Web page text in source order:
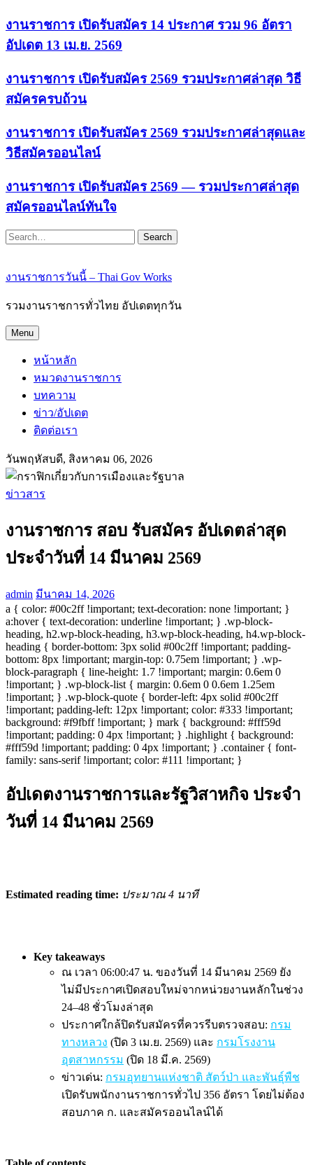
งานราชการ เปิดรับสมัคร 14 ประกาศ รวม 96 อัตรา
อัปเดต 13 เม.ย. 2569
งานราชการ เปิดรับสมัคร 2569 รวมประกาศล่าสุด วิธี
สมัครครบถ้วน
งานราชการ เปิดรับสมัคร 2569 รวมประกาศล่าสุดและ
วิธีสมัครออนไลน์
งานราชการ เปิดรับสมัคร 2569 — รวมประกาศล่าสุด
สมัครออนไลน์ทันใจ
Search
งานราชการวันนี้ – Thai Gov Works
รวมงานราชการทั่วไทย อัปเดตทุกวัน
Menu
หน้าหลัก
หมวดงานราชการ
บทความ
ข่าว/อัปเดต
ติดต่อเรา
วันพฤหัสบดี, สิงหาคม 06, 2026
ข่าวสาร
งานราชการ สอบ รับสมัคร อัปเดตล่าสุด
ประจำวันที่ 14 มีนาคม 2569
admin มีนาคม 14, 2026
a { color: #00c2ff !important; text-decoration: none !important; }
a:hover { text-decoration: underline !important; } .wp-block-
heading, h2.wp-block-heading, h3.wp-block-heading, h4.wp-block-
heading { border-bottom: 3px solid #00c2ff !important; padding-
bottom: 8px !important; margin-top: 0.75em !important; } .wp-
block-paragraph { line-height: 1.7 !important; margin: 0.6em 0
!important; } .wp-block-list { margin: 0.6em 0 0.6em 1.25em
!important; } .wp-block-quote { border-left: 4px solid #00c2ff
!important; padding-left: 12px !important; color: #333 !important;
background: #f9fbff !important; } mark { background: #fff59d
!important; padding: 0 4px !important; } .highlight { background:
#fff59d !important; padding: 0 4px !important; } .container { font-
family: sans-serif !important; color: #111 !important; }
อัปเดตงานราชการและรัฐวิสาหกิจ ประจำ
วันที่ 14 มีนาคม 2569
Estimated reading time: ประมาณ 4 นาที
Key takeaways
ณ เวลา 06:00:47 น. ของวันที่ 14 มีนาคม 2569 ยัง
ไม่มีประกาศเปิดสอบใหม่จากหน่วยงานหลักในช่วง
24–48 ชั่วโมงล่าสุด
ประกาศใกล้ปิดรับสมัครที่ควรรีบตรวจสอบ: กรม
ทางหลวง (ปิด 3 เม.ย. 2569) และ กรมโรงงาน
อุตสาหกรรม (ปิด 18 มี.ค. 2569)
ข่าวเด่น: กรมอุทยานแห่งชาติ สัตว์ป่า และพันธุ์พืช
เปิดรับพนักงานราชการทั่วไป 356 อัตรา โดยไม่ต้อง
สอบภาค ก. และสมัครออนไลน์ได้